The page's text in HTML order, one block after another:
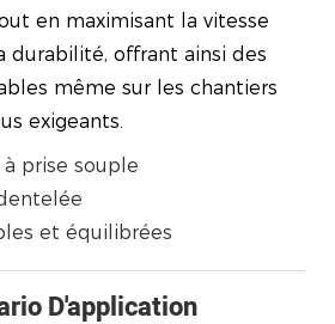
en maximisant la vitesse
durabilité, offrant ainsi des
même sur les chantiers
exigeants.
prise souple
et équilibrées
D'application